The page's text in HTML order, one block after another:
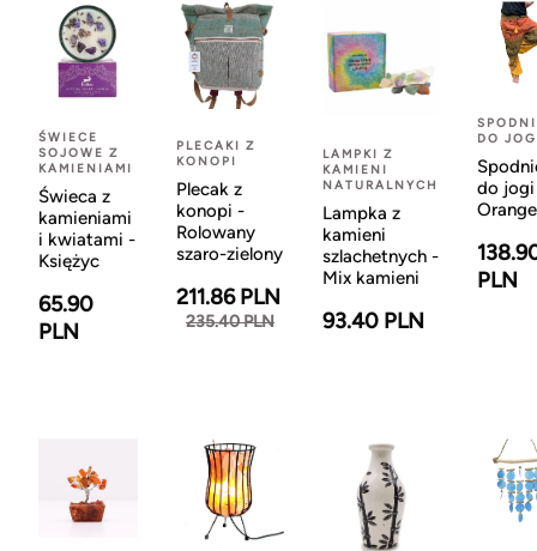
ŚWIECE
SOJOWE Z
KAMIENIAMI
Świeca z
kamieniami
i kwiatami -
Księżyc
65.90
PLN
PLECAKI Z
KONOPI
Plecak z
konopi -
Rolowany
szaro-zielony
211.86 PLN
235.40 PLN
LAMPKI Z
KAMIENI
NATURALNYCH
Lampka z
kamieni
szlachetnych -
Mix kamieni
93.40 PLN
DO
do
Orange
PLN